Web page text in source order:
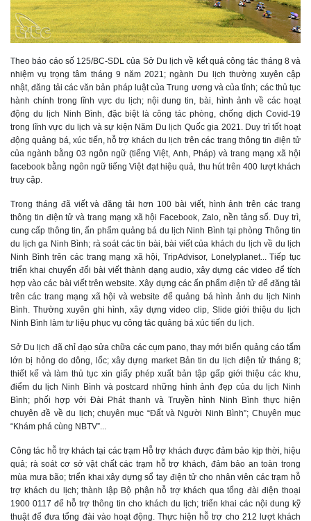
Theo báo cáo số 125/BC-SDL của Sở Du lịch về kết quả công tác tháng 8 và
nhiệm vụ trọng tâm tháng 9 năm 2021; ngành Du lịch thường xuyên cập
nhật, đăng tải các văn bản pháp luật của Trung ương và của tỉnh; các thủ tục
hành chính trong lĩnh vực du lịch; nội dung tin, bài, hình ảnh về các hoạt
động du lịch Ninh Bình, đặc biệt là công tác phòng, chống dịch Covid-19
trong lĩnh vực du lịch và sự kiện Năm Du lịch Quốc gia 2021. Duy trì tốt hoạt
động quảng bá, xúc tiến, hỗ trợ khách du lịch trên các trang thông tin điện tử
của ngành bằng 03 ngôn ngữ (tiếng Việt, Anh, Pháp) và trang mạng xã hội
facebook bằng ngôn ngữ tiếng Việt đạt hiệu quả, thu hút trên 400 lượt khách
truy cập.
Trong tháng đã viết và đăng tải hơn 100 bài viết, hình ảnh trên các trang
thông tin điện tử và trang mạng xã hội Facebook, Zalo, nền tảng số. Duy trì,
cung cấp thông tin, ấn phẩm quảng bá du lịch Ninh Bình tại phòng Thông tin
du lịch ga Ninh Bình; rà soát các tin bài, bài viết của khách du lịch về du lịch
Ninh Bình trên các trang mạng xã hội, TripAdvisor, Lonelyplanet... Tiếp tục
triển khai chuyển đổi bài viết thành dạng audio, xây dựng các video để tích
hợp vào các bài viết trên website. Xây dựng các ấn phẩm điện tử để đăng tải
trên các trang mạng xã hội và website để quảng bá hình ảnh du lịch Ninh
Bình. Thường xuyên ghi hình, xây dựng video clip, Slide giới thiệu du lịch
Ninh Bình làm tư liệu phục vụ công tác quảng bá xúc tiến du lịch.
Sở Du lịch đã chỉ đạo sửa chữa các cụm pano, thay mới biển quảng cáo tấm
lớn bị hỏng do dông, lốc; xây dựng market Bản tin du lịch điện tử tháng 8;
thiết kế và làm thủ tục xin giấy phép xuất bản tập gấp giới thiệu các khu,
điểm du lịch Ninh Bình và postcard những hình ảnh đẹp của du lịch Ninh
Bình; phối hợp với Đài Phát thanh và Truyền hình Ninh Bình thực hiện
chuyên đề về du lịch; chuyên mục “Đất và Người Ninh Bình”; Chuyên mục
“Khám phá cùng NBTV”...
Công tác hỗ trợ khách tại các trạm Hỗ trợ khách được đảm bảo kịp thời, hiệu
quả; rà soát cơ sở vật chất các trạm hỗ trợ khách, đảm bảo an toàn trong
mùa mưa bão; triển khai xây dựng sổ tay điện tử cho nhân viên các trạm hỗ
trợ khách du lịch; thành lập Bộ phận hỗ trợ khách qua tổng đài điện thoại
1900 0117 để hỗ trợ thông tin cho khách du lịch; triển khai các nội dung kỹ
thuật để đưa tổng đài vào hoạt động. Thực hiện hỗ trợ cho 212 lượt khách